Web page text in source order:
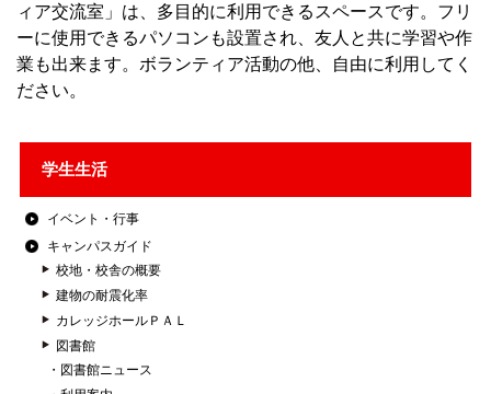
学生生活
イベント・行事
キャンパスガイド
校地・校舎の概要
建物の耐震化率
カレッジホールＰＡＬ
図書館
図書館ニュース
ィア交流室」は、多目的に利用できるスペースです。フリ
ーに使用できるパソコンも設置され、友人と共に学習や作
業も出来ます。ボランティア活動の他、自由に利用してく
ださい。